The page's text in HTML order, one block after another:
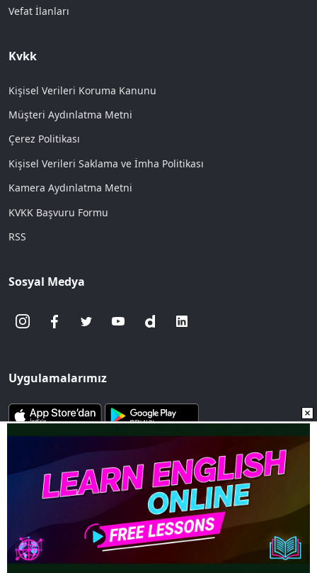
Vefat İlanları
Kvkk
Kişisel Verileri Koruma Kanunu
Müşteri Aydınlatma Metni
Çerez Politikası
Kişisel Verileri Saklama ve İmha Politikası
Kamera Aydınlatma Metni
KVKK Başvuru Formu
RSS
Sosyal Medya
Uygulamalarımız
www.sozcu.com.tr internet sitesinde yayınlanan yazı, haber ve
fotoğrafların her türlü telif hakkı Mega Ajans ve Rek. Tic. A.Ş'ye
aittir. İzin alınmadan, kaynak gösterilerek dahi
Copyright © 2023 - Tüm hakları saklıdır. Mega Ajans ve Rek.
Tic. A.Ş.